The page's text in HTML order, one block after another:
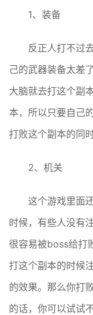
1、装备
反正人打不过
己的武器装备太差
大脑就去打这个副
本，所以只要自己
打败这个副本的同
2、机关
这个游戏里面
时候，有些人没有
很容易被boss给打
打这个副本的时候
的效果。那么你打
的话，你可以试试